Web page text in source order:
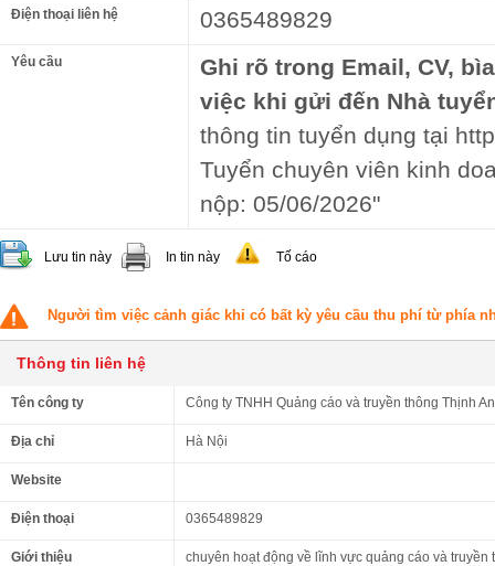
Điện thoại liên hệ 0365489829
Yêu cầu
Ghi rõ trong Email, CV,
việc khi gửi đến Nhà
thông tin tuyển dụng tại
Tuyển chuyên viên kinh
nộp: 05/06/2026"
Lưu tin này In tin này Tố cáo
Người tìm việc cảnh giác khi có bất kỳ yêu cầu thu phí từ phía
Thông tin liên hệ
Tên công ty Công ty TNHH Quảng cáo và truyền thông Thịnh
Địa chỉ Hà Nội
Website
Điện thoại 0365489829
Giới thiệu chuyên hoạt động về lĩnh vực quảng cáo và truyền